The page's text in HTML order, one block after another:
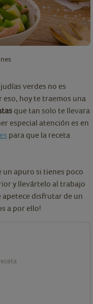
verdes no es
eso, hoy te traemos una
que tan solo te llevara
especial atención es en
para que la receta
un apuro si tienes poco
y llevártelo al trabajo
disfrutar de un
a por ello!